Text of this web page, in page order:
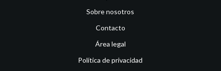
Sobre nosotros
Contacto
Área legal
Política de privacidad